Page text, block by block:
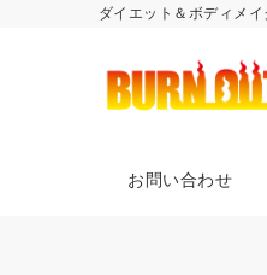
ダイエット＆ボディメ
お問い合わせ